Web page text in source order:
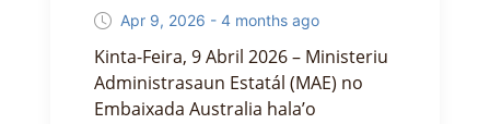
Apr 9, 2026 - 4 months ago
Kinta-Feira, 9 Abril 2026 – Ministeriu
Administrasaun Estatál (MAE) no
Embaixada Australia hala’o